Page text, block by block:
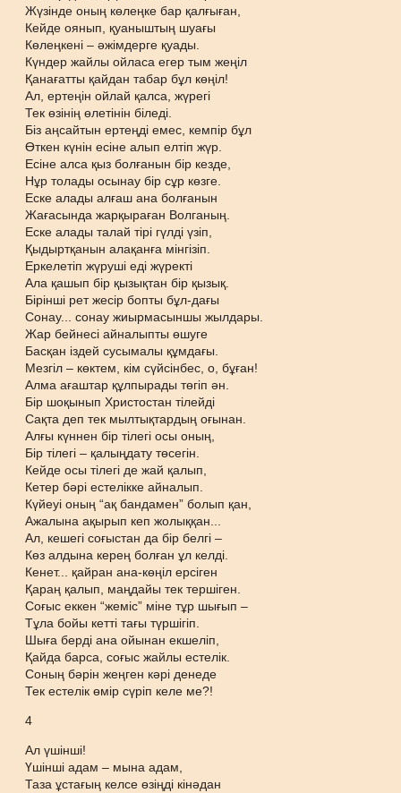
Жүзінде оның көлеңке бар қалғыған,
Кейде оянып, қуаныштың шуағы
Көлеңкені – әжімдерге қуады.
Күндер жайлы ойласа егер тым жеңіл
Қанағатты қайдан табар бұл көңіл!
Ал, ертеңін ойлай қалса, жүрегі
Тек өзінің өлетінін біледі.
Біз аңсайтын ертеңді емес, кемпір бұл
Өткен күнін есіне алып елтіп жүр.
Есіне алса қыз болғанын бір кезде,
Нұр толады осынау бір сұр көзге.
Еске алады алғаш ана болғанын
Жағасында жарқыраған Волганың.
Еске алады талай тірі гүлді үзіп,
Қыдыртқанын алақанға мінгізіп.
Еркелетіп жүруші еді жүректі
Ала қашып бір қызықтан бір қызық.
Бірінші рет жесір бопты бұл-дағы
Сонау... сонау жиырмасыншы жылдары.
Жар бейнесі айналыпты өшуге
Басқан іздей сусымалы құмдағы.
Мезгіл – көктем, кім сүйсінбес, о, бұған!
Алма ағаштар құлпырады төгіп ән.
Бір шоқынып Христостан тілейді
Сақта деп тек мылтықтардың оғынан.
Алғы күннен бір тілегі осы оның,
Бір тілегі – қалыңдату төсегін.
Кейде осы тілегі де жай қалып,
Кетер бәрі естелікке айналып.
Күйеуі оның “ақ бандамен” болып қан,
Ажалына ақырып кеп жолыққан...
Ал, кешегі соғыстан да бір белгі –
Көз алдына керең болған ұл келді.
Кенет... қайран ана-көңіл ерсіген
Қараң қалып, маңдайы тек тершіген.
Соғыс еккен “жеміс” міне тұр шығып –
Тұла бойы кетті тағы түршігіп.
Шыға берді ана ойынан екшеліп,
Қайда барса, соғыс жайлы естелік.
Соның бәрін жеңген кәрі денеде
Тек естелік өмір сүріп келе ме?!
4
Ал үшінші!
Үшінші адам – мына адам,
Таза ұстағың келсе өзіңді кінәдан